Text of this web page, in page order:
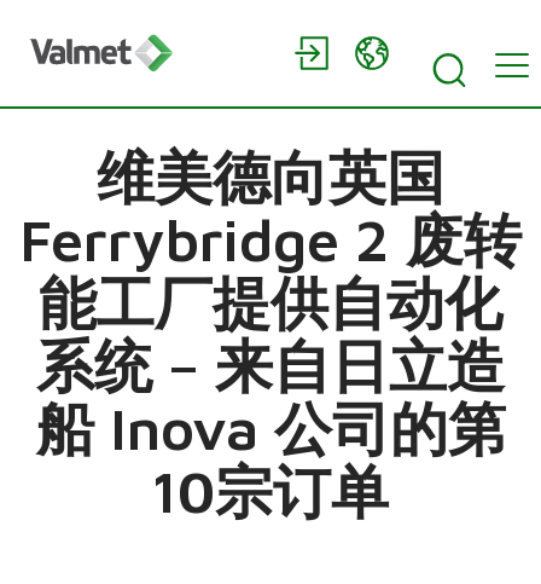
维美德向英国
Ferrybridge 2 废转
能工厂提供自动化
系统 – 来自日立造
船 Inova 公司的第
10宗订单